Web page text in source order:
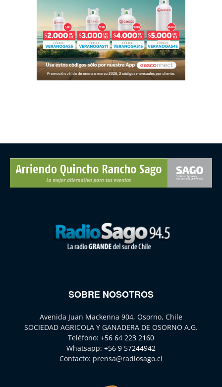
SOBRE NOSOTROS
Avenida Juan Mackenna 904, Osorno, Chile
SOCIEDAD AGRICOLA Y GANADERA DE OSORNO A.G.
Teléfono: +56 64 223 2160
Whatsapp: +56 9 57244942
Contacto: prensa@radiosago.cl